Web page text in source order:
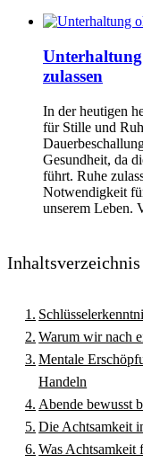
zulassen
In der heutigen
für Stille und
Gesundheit, da
führt. Ruhe
Notwendigkeit
unserem Leben.
Inhaltsverzeichnis
Warum wir nach
Mentale
Handeln
Abende bewusst
Die Achtsamkeit
Was Achtsamkeit